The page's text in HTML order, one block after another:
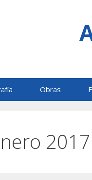
Obras
2017